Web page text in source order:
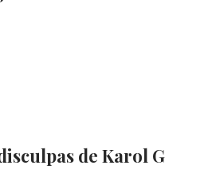
de Karol G